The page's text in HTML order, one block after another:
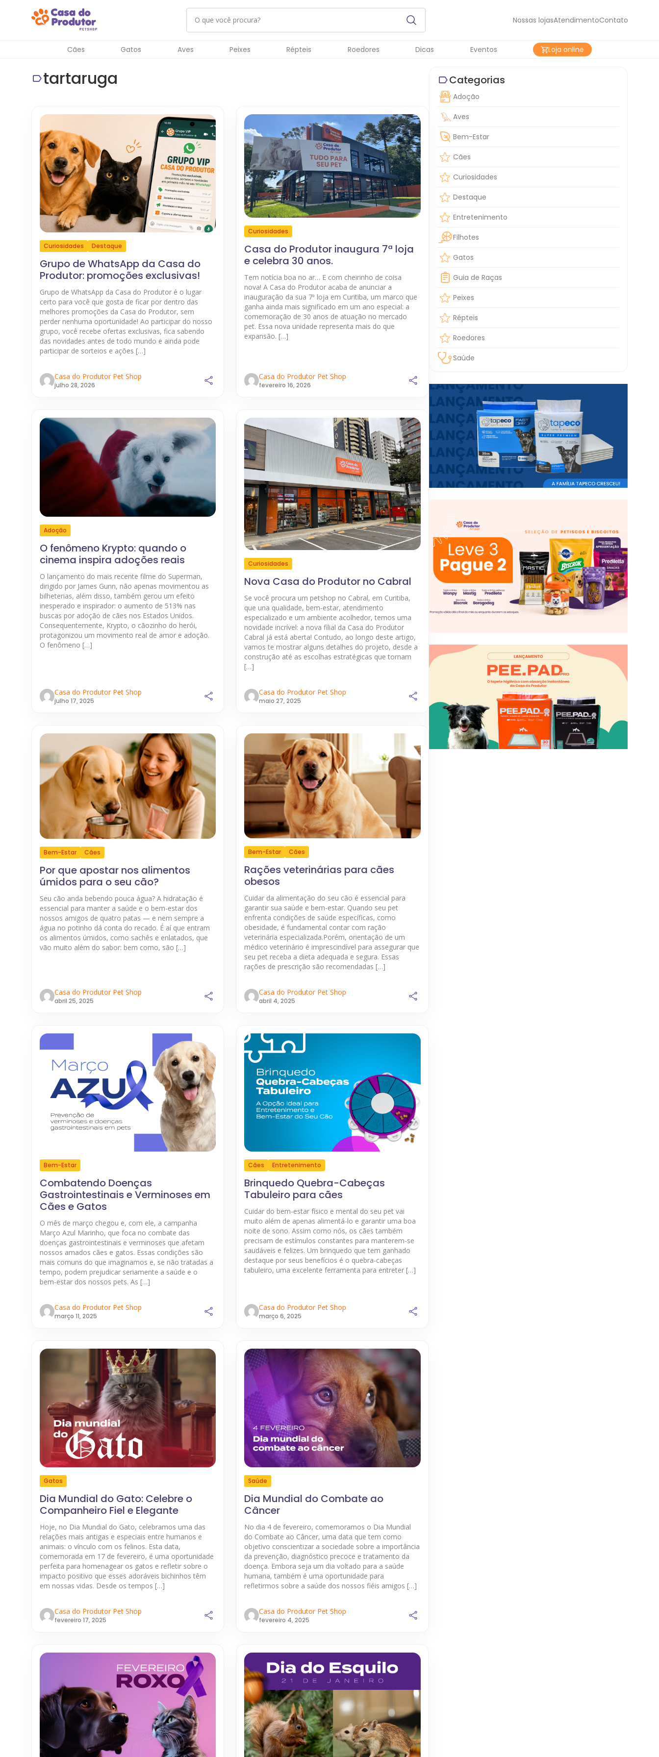
Nossas lojasAtendimentoContato
Cães Gatos Aves Peixes Répteis Roedores Dicas Eventos Loja online
tartaruga
Curiosidades Destaque
Grupo de WhatsApp da Casa do
Produtor: promoções exclusivas!
Grupo de WhatsApp da Casa do Produtor é o lugar
certo para você que gosta de ficar por dentro das
melhores promoções da Casa do Produtor, sem
perder nenhuma oportunidade! Ao participar do nosso
grupo, você recebe ofertas exclusivas, fica sabendo
das novidades antes de todo mundo e ainda pode
participar de sorteios e ações […]
Casa do Produtor Pet Shop
julho 28, 2026
Curiosidades
Casa do Produtor inaugura 7ª loja
e celebra 30 anos.
Tem notícia boa no ar… E com cheirinho de coisa
nova! A Casa do Produtor acaba de anunciar a
inauguração da sua 7ª loja em Curitiba, um marco que
ganha ainda mais significado em um ano especial: a
comemoração de 30 anos de atuação no mercado
pet. Essa nova unidade representa mais do que
expansão. […]
Casa do Produtor Pet Shop
fevereiro 16, 2026
Adoção
O fenômeno Krypto: quando o
cinema inspira adoções reais
O lançamento do mais recente filme do Superman,
dirigido por James Gunn, não apenas movimentou as
bilheterias, além disso, também gerou um efeito
inesperado e inspirador: o aumento de 513% nas
buscas por adoção de cães nos Estados Unidos.
Consequentemente, Krypto, o cãozinho do herói,
protagonizou um movimento real de amor e adoção.
O fenômeno […]
Casa do Produtor Pet Shop
julho 17, 2025
Curiosidades
Nova Casa do Produtor no Cabral
Se você procura um petshop no Cabral, em Curitiba,
que una qualidade, bem-estar, atendimento
especializado e um ambiente acolhedor, temos uma
novidade incrível: a nova filial da Casa do Produtor
Cabral já está aberta! Contudo, ao longo deste artigo,
vamos te mostrar alguns detalhes do projeto, desde a
construção até as escolhas estratégicas que tornam
[…]
Casa do Produtor Pet Shop
maio 27, 2025
Bem-Estar Cães
Por que apostar nos alimentos
úmidos para o seu cão?
Seu cão anda bebendo pouca água? A hidratação é
essencial para manter a saúde e o bem-estar dos
nossos amigos de quatro patas — e nem sempre a
água no potinho dá conta do recado. É aí que entram
os alimentos úmidos, como sachês e enlatados, que
vão muito além do sabor: bem como, são […]
Casa do Produtor Pet Shop
abril 25, 2025
Bem-Estar Cães
Rações veterinárias para cães
obesos
Cuidar da alimentação do seu cão é essencial para
garantir sua saúde e bem-estar. Quando seu pet
enfrenta condições de saúde específicas, como
obesidade, é fundamental contar com ração
veterinária especializada.Porém, orientação de um
médico veterinário é imprescindível para assegurar que
seu pet receba a dieta adequada e segura. Essas
rações de prescrição são recomendadas […]
Casa do Produtor Pet Shop
abril 4, 2025
Bem-Estar
Combatendo Doenças
Gastrointestinais e Verminoses em
Cães e Gatos
O mês de março chegou e, com ele, a campanha
Março Azul Marinho, que foca no combate das
doenças gastrointestinais e verminoses que afetam
nossos amados cães e gatos. Essas condições são
mais comuns do que imaginamos e, se não tratadas a
tempo, podem prejudicar seriamente a saúde e o
bem-estar dos nossos pets. As […]
Casa do Produtor Pet Shop
março 11, 2025
Cães Entretenimento
Brinquedo Quebra-Cabeças
Tabuleiro para cães
Cuidar do bem-estar físico e mental do seu pet vai
muito além de apenas alimentá-lo e garantir uma boa
noite de sono. Assim como nós, os cães também
precisam de estímulos constantes para manterem-se
saudáveis e felizes. Um brinquedo que tem ganhado
destaque por seus benefícios é o quebra-cabeças
tabuleiro, uma excelente ferramenta para entreter […]
Casa do Produtor Pet Shop
março 6, 2025
Gatos
Dia Mundial do Gato: Celebre o
Companheiro Fiel e Elegante
Hoje, no Dia Mundial do Gato, celebramos uma das
relações mais antigas e especiais entre humanos e
animais: o vínculo com os felinos. Esta data,
comemorada em 17 de fevereiro, é uma oportunidade
perfeita para homenagear os gatos e refletir sobre o
impacto positivo que esses adoráveis bichinhos têm
em nossas vidas. Desde os tempos […]
Casa do Produtor Pet Shop
fevereiro 17, 2025
Saúde
Dia Mundial do Combate ao
Câncer
No dia 4 de fevereiro, comemoramos o Dia Mundial
do Combate ao Câncer, uma data que tem como
objetivo conscientizar a sociedade sobre a importância
da prevenção, diagnóstico precoce e tratamento da
doença. Embora seja um dia voltado para a saúde
humana, também é uma oportunidade para
refletirmos sobre a saúde dos nossos fiéis amigos […]
Casa do Produtor Pet Shop
fevereiro 4, 2025
Categorias
Adoção
Aves
Bem-Estar
Cães
Curiosidades
Destaque
Entretenimento
Filhotes
Gatos
Guia de Raças
Peixes
Répteis
Roedores
Saúde